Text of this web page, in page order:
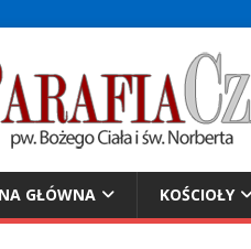
GŁÓWNA KOŚCIOŁY